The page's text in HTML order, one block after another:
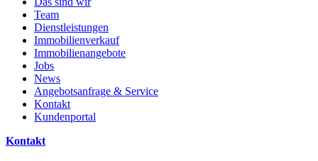
Team
Dienstleistungen
Immobilienverkauf
Immobilienangebote
Jobs
News
Angebotsanfrage & Service
Kontakt
Kundenportal
Kontakt